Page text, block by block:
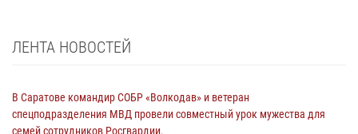
ЛЕНТА НОВОСТЕЙ
В Саратове командир СОБР «Волкодав» и ветеран
спецподразделения МВД провели совместный урок мужества для
семей сотрудников Росгвардии.